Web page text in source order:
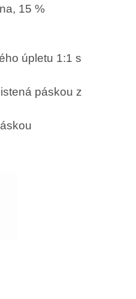
15 %
úpletu 1:1 s
páskou z